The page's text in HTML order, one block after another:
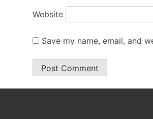
Website
Save my name, email, and